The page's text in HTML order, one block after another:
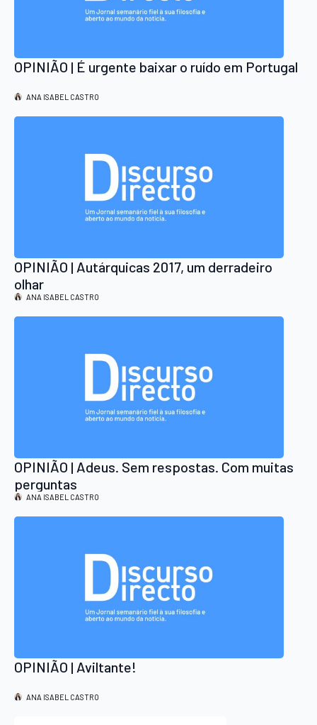
OPINIÃO | É urgente baixar o ruído em Portugal
ANA ISABEL CASTRO
OPINIÃO | Autárquicas 2017, um derradeiro
olhar
ANA ISABEL CASTRO
OPINIÃO | Adeus. Sem respostas. Com muitas
perguntas
ANA ISABEL CASTRO
OPINIÃO | Aviltante!
ANA ISABEL CASTRO